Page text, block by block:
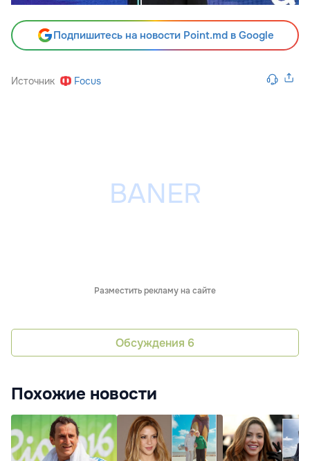
Подпишитесь на новости Point.md в Google
Источник Focus
Разместить рекламу на сайте
Обсуждения 6
Похожие новости